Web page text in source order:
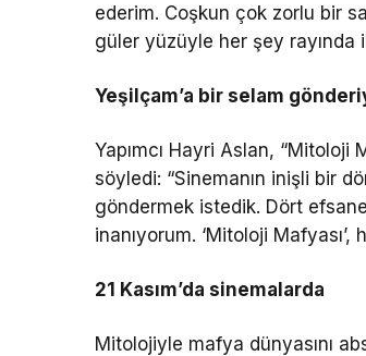
ederim. Coşkun çok zorlu bir
güler yüzüyle her şey rayında
Yeşilçam’a bir selam
Yapımcı Hayri Aslan, “Mitoloji
söyledi: “Sinemanın inişli bir
göndermek istedik. Dört
inanıyorum. ‘Mitoloji
21 Kasım’da sinemalarda
Mitolojiyle mafya dünyasını